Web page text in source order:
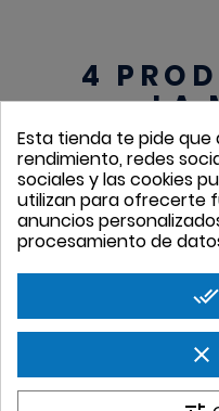
4
LA
Esta tienda te pide
rendimiento, redes
sociales y las cookies
utilizan para ofrecerte
anuncios
procesamiento de
done_all
clear